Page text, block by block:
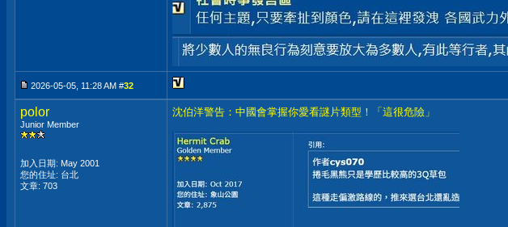
2026-05-05, 11:28 AM #32
polor
Junior Member
加入日期: May 2001
您的住址: 台北
文章: 703
沈伯洋警告：中國會掌握你愛看謎片類型！「這很危險」